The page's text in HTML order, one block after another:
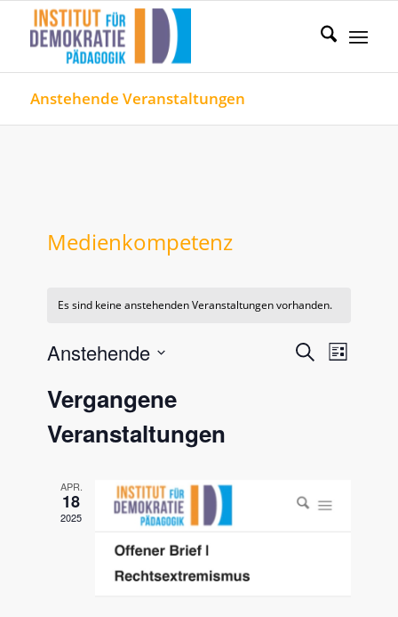
Anstehende Veranstaltungen
Medienkompetenz
Es sind keine anstehenden Veranstaltungen vorhanden.
SucheListe
Anstehende
wählen.
Vergangene
Veranstaltungen
APR.
18
2025